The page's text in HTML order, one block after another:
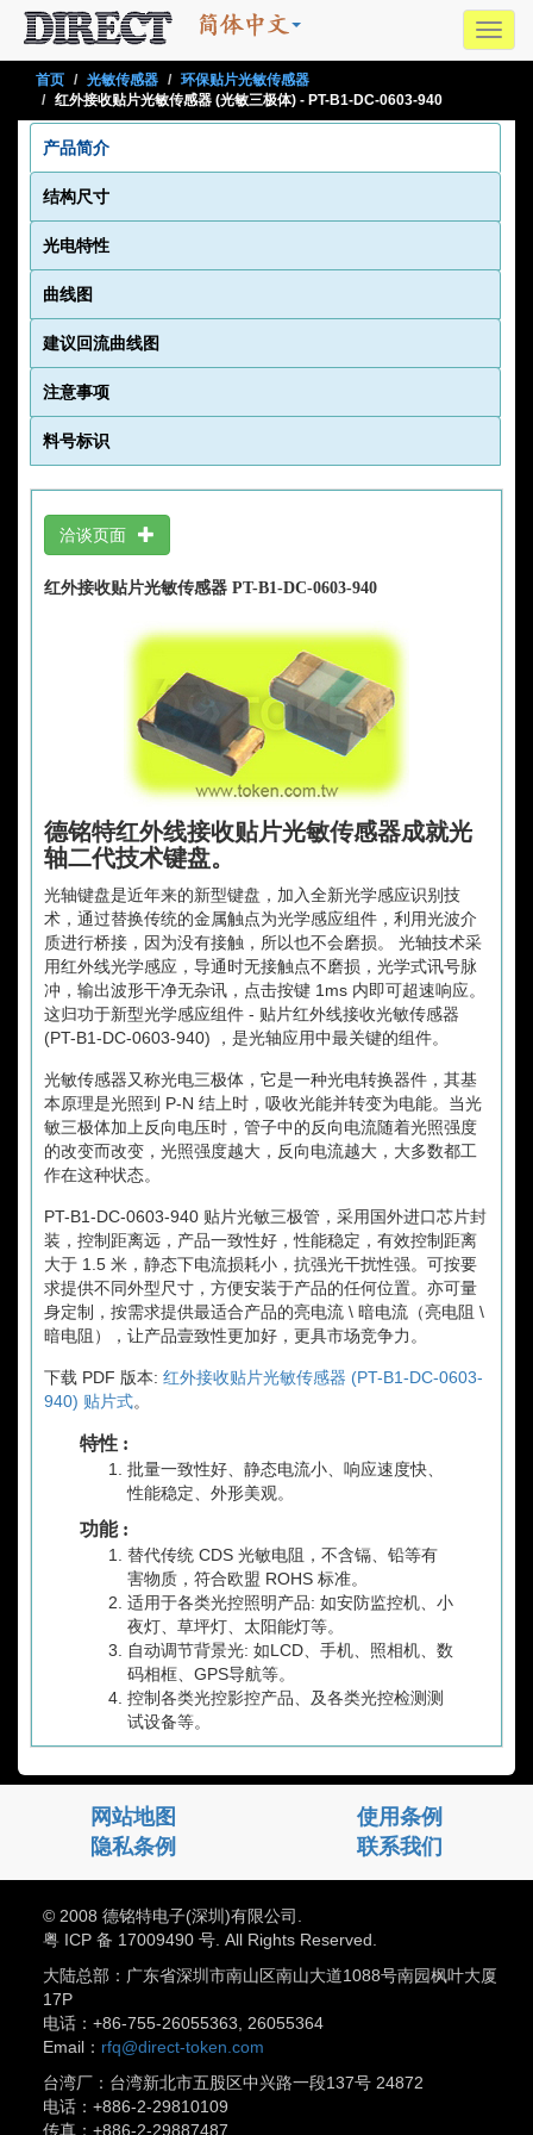
首页 光敏传感器
环保贴片光敏传感器
红外接收贴片光敏传感器 (光敏三极体) - PT-B1-DC-0603-940
产品简介
结构尺寸
光电特性
曲线图
建议回流曲线图
注意事项
料号标识
洽谈页面
红外接收贴片光敏传感器 PT-B1-DC-0603-940
德铭特红外线接收贴片光敏传感器成就光
轴二代技术键盘。
光轴键盘是近年来的新型键盘，加入全新光学感应识别技
术，通过替换传统的金属触点为光学感应组件，利用光波介
质进行桥接，因为没有接触，所以也不会磨损。 光轴技术采
用红外线光学感应，导通时无接触点不磨损，光学式讯号脉
冲，输出波形干净无杂讯，点击按键 1ms 内即可超速响应。
这归功于新型光学感应组件 - 贴片红外线接收光敏传感器
(PT-B1-DC-0603-940) ，是光轴应用中最关键的组件。
光敏传感器又称光电三极体，它是一种光电转换器件，其基
本原理是光照到 P-N 结上时，吸收光能并转变为电能。当光
敏三极体加上反向电压时，管子中的反向电流随着光照强度
的改变而改变，光照强度越大，反向电流越大，大多数都工
作在这种状态。
PT-B1-DC-0603-940 贴片光敏三极管，采用国外进口芯片封
装，控制距离远，产品一致性好，性能稳定，有效控制距离
大于 1.5 米，静态下电流损耗小，抗强光干扰性强。可按要
求提供不同外型尺寸，方便安装于产品的任何位置。亦可量
身定制，按需求提供最适合产品的亮电流 \ 暗电流（亮电阻 \
暗电阻），让产品壹致性更加好，更具市场竞争力。
下载 PDF 版本: 红外接收贴片光敏传感器 (PT-B1-DC-0603-
940) 贴片式。
特性 :
批量一致性好、静态电流小、响应速度快、
性能稳定、外形美观。
功能 :
替代传统 CDS 光敏电阻，不含镉、铅等有
害物质，符合欧盟 ROHS 标准。
适用于各类光控照明产品: 如安防监控机、小
夜灯、草坪灯、太阳能灯等。
自动调节背景光: 如LCD、手机、照相机、数
码相框、GPS导航等。
控制各类光控影控产品、及各类光控检测测
试设备等。
网站地图
使用条例
隐私条例
联系我们
© 2008 德铭特电子(深圳)有限公司.
粤 ICP 备 17009490 号. All Rights Reserved.
大陆总部：广东省深圳市南山区南山大道1088号南园枫叶大厦
17P
电话：+86-755-26055363, 26055364
Email： rfq@direct-token.com
台湾厂：台湾新北市五股区中兴路一段137号 24872
电话：+886-2-29810109
传真：+886-2-29887487